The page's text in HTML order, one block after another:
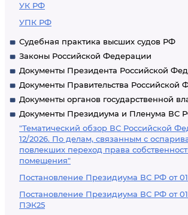
УК РФ
УПК РФ
Судебная практика высших судов РФ
Законы Российской Федерации
Документы Президента Российской
Документы Правительства Российской
Документы органов государственной
Документы Президиума и Пленума ВС
"Тематический обзор ВС Российской
12/2026. По делам, связанным с
повлекших переход права
помещения"
Постановление Президиума ВС РФ от
Постановление Президиума ВС РФ от
ПЭК25